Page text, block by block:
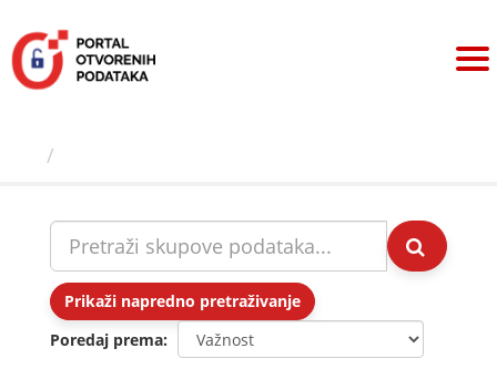
sadržaj
Prikaži napredno pretraživanje
Poredaj prema